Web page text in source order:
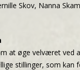
Skov, Nanna
at øge velværet ved
stillinger, som